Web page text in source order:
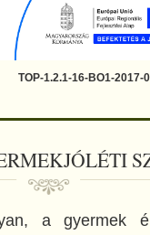
TOP-1.2.1-16-BO1-2017-
a gyermek